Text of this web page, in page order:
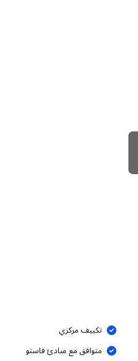
تكييف مركزي
متوافق مع مبادئ فاستو